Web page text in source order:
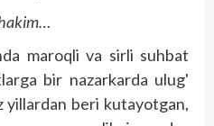
maroqli va sirli suhbat
bir nazarkarda ulug'
yillardan beri kutayotgan,